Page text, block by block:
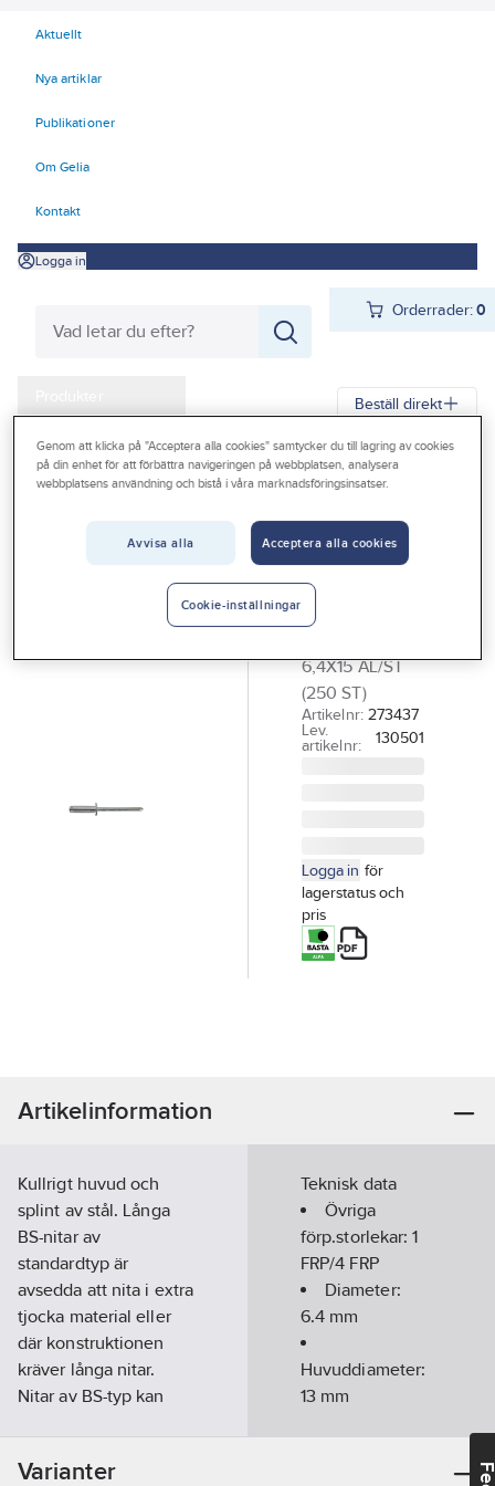
Aktuellt
Nya artiklar
Publikationer
Om Gelia
Kontakt
Logga in
Orderrader:0
Outlet
Beställ direkt
Gelia Produkter Infästning Nit Blindnit
EJOT
Blindnit
standard,
6,4X15 AL/ST
(250 ST)
Artikelnr: 273437
Lev.
artikelnr:
130501
Logga in för
lagerstatus och
pris
Artikelinformation
Kullrigt huvud och
splint av stål. Långa
BS-nitar av
standardtyp är
avsedda att nita i extra
tjocka material eller
där konstruktionen
kräver långa nitar.
Nitar av BS-typ kan
material. Niten
Teknisk data
Övriga
förp.storlekar:1
FRP/4 FRP
Diameter:
6.4 mm
Huvuddiameter:
13 mm
Varianter
Genom att klicka på "Acceptera alla cookies" samtycker du till lagring av cookies
på din enhet för att förbättra navigeringen på webbplatsen, analysera
webbplatsens användning och bistå i våra marknadsföringsinsatser.
Avvisa alla Acceptera alla cookies
Cookie-inställningar